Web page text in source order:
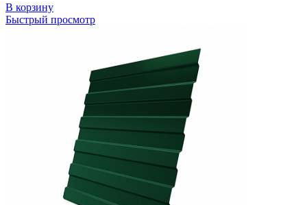
В корзину
Быстрый просмотр